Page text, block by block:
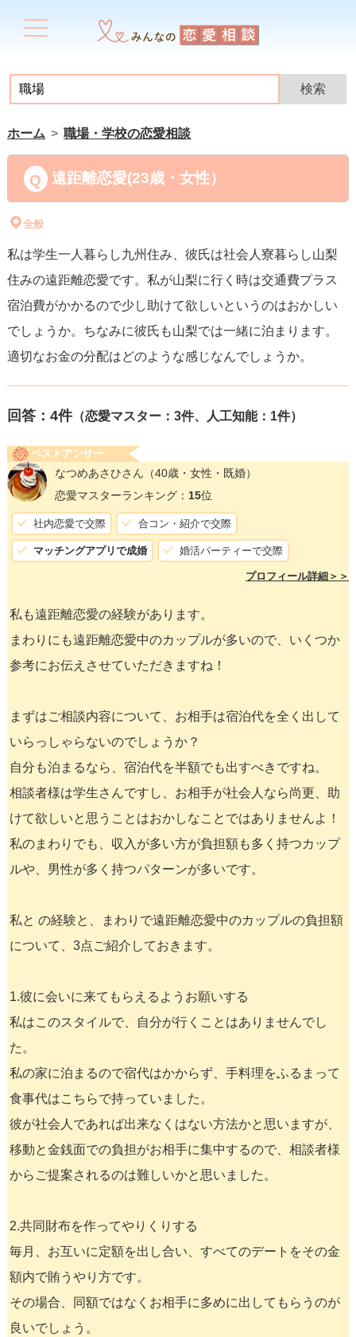
ホーム 職場・学校の恋愛相談
遠距離恋愛(23歳・女性）
全般
私は学生一人暮らし九州住み、彼氏は社会人寮暮らし山梨
住みの遠距離恋愛です。私が山梨に行く時は交通費プラス
宿泊費がかかるので少し助けて欲しいというのはおかしい
でしょうか。ちなみに彼氏も山梨では一緒に泊まります。
適切なお金の分配はどのような感じなんでしょうか。
回答： 4件（恋愛マスター：3件、人工知能：1件）
ベストアンサー
なつめあさひさん （40歳・女性・既婚）
恋愛マスターランキング： 15位
社内恋愛で交際 合コン・紹介で交際
マッチングアプリで成婚 婚活パーティーで交際
プロフィール詳細＞＞
私も遠距離恋愛の経験があります。
まわりにも遠距離恋愛中のカップルが多いので、いくつか
参考にお伝えさせていただきますね！
まずはご相談内容について、お相手は宿泊代を全く出して
いらっしゃらないのでしょうか？
自分も泊まるなら、宿泊代を半額でも出すべきですね。
相談者様は学生さんですし、お相手が社会人なら尚更、助
けて欲しいと思うことはおかしなことではありませんよ！
私のまわりでも、収入が多い方が負担額も多く持つカップ
ルや、男性が多く持つパターンが多いです。
私と の経験と、まわりで遠距離恋愛中のカップルの負担額
について、3点ご紹介しておきます。
1.彼に会いに来てもらえるようお願いする
私はこのスタイルで、自分が行くことはありませんでし
た。
私の家に泊まるので宿代はかからず、手料理をふるまって
食事代はこちらで持っていました。
彼が社会人であれば出来なくはない方法かと思いますが、
移動と金銭面での負担がお相手に集中するので、相談者様
からご提案されるのは難しいかと思いました。
2.共同財布を作ってやりくりする
毎月、お互いに定額を出し合い、すべてのデートをその金
額内で賄うやり方です。
その場合、同額ではなくお相手に多めに出してもらうのが
良いでしょう。